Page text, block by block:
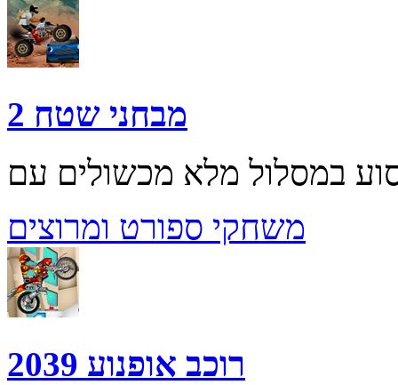
מבחני שטח 2
משחקי ספורט ומרוצים
רוכב אופנוע 2039